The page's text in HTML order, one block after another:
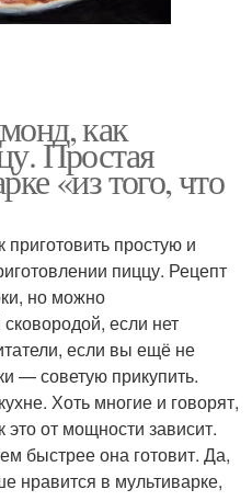
как
Простая
«из того, что
простую и
пиццу. Рецепт
но можно
если нет
если вы ещё не
— советую прикупить.
Хоть многие и говорят,
это от мощности зависит.
быстрее она готовит. Да,
нравится в мультиварке,